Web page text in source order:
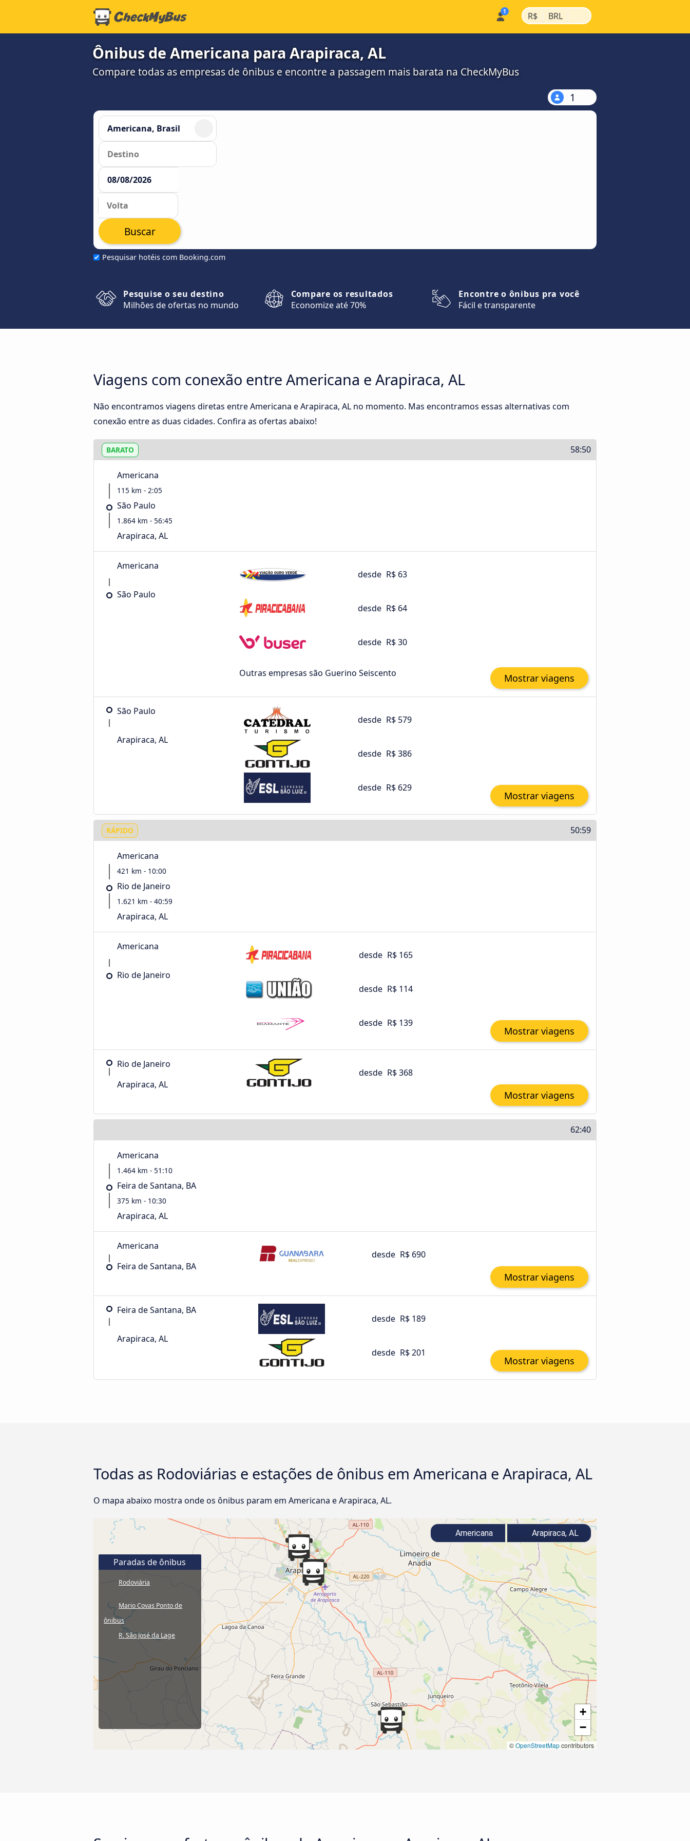
R$ | BRL |
Ônibus de Americana para Arapiraca, AL
Compare todas as empresas de ônibus e encontre a passagem mais barata na CheckMyBus
1
Pesquisar hotéis com Booking.com
Buscar
Pesquise o seu destino
Milhões de ofertas no mundo
Compare os resultados
Economize até 70%
Encontre o ônibus pra você
Fácil e transparente
Viagens com conexão entre Americana e Arapiraca, AL
Não encontramos viagens diretas entre Americana e Arapiraca, AL no momento. Mas encontramos essas alternativas com
conexão entre as duas cidades. Confira as ofertas abaixo!
BARATO 58:50
Americana
115 km - 2:05
São Paulo
1.864 km - 56:45
Arapiraca, AL
Americana
São Paulo
desde R$ 63
desde R$ 64
desde R$ 30
Outras empresas são Guerino Seiscento Mostrar viagens
São Paulo
Arapiraca, AL
desde R$ 579
desde R$ 386
desde R$ 629
Mostrar viagens
RÁPIDO 50:59
Americana
421 km - 10:00
Rio de Janeiro
1.621 km - 40:59
Arapiraca, AL
Americana
Rio de Janeiro
desde R$ 165
desde R$ 114
desde R$ 139
Mostrar viagens
Rio de Janeiro
Arapiraca, AL
desde R$ 368
Mostrar viagens
62:40
Americana
1.464 km - 51:10
Feira de Santana, BA
375 km - 10:30
Arapiraca, AL
Americana
Feira de Santana, BA
desde R$ 690
Mostrar viagens
Feira de Santana, BA
Arapiraca, AL
desde R$ 189
desde R$ 201
Mostrar viagens
Todas as Rodoviárias e estações de ônibus em Americana e Arapiraca, AL
O mapa abaixo mostra onde os ônibus param em Americana e Arapiraca, AL.
+
−
©OpenStreetMapcontributors
Paradas de ônibus
Rodoviária
Mario Covas Ponto de
ônibus
R. São José da Lage
Americana Arapiraca, AL